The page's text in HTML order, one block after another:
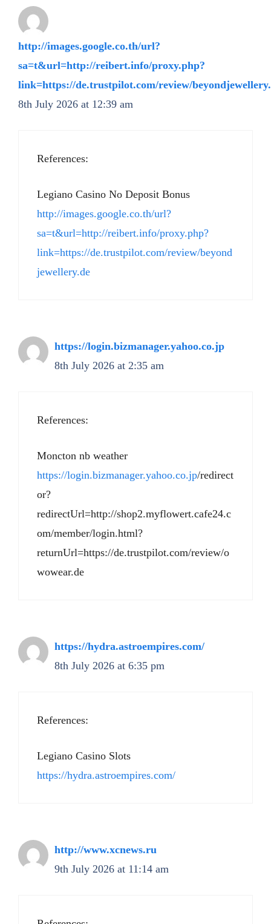
http://images.google.co.th/url?
sa=t&url=http://reibert.info/proxy.php?
link=https://de.trustpilot.com/review/
8th July 2026 at 12:39 am
References:
Legiano Casino No Deposit Bonus
http://images.google.co.th/url?
sa=t&url=http://reibert.info/proxy.php?
link=https://de.trustpilot.com/review/beyond
jewellery.de
https://login.bizmanager.yahoo.co.jp
8th July 2026 at 2:35 am
References:
Moncton nb weather
https://login.bizmanager.yahoo.co.jp/redirect
or?
redirectUrl=http://shop2.myflowert.cafe24.c
om/member/login.html?
returnUrl=https://de.trustpilot.com/review/o
wowear.de
https://hydra.astroempires.com/
8th July 2026 at 6:35 pm
References:
Legiano Casino Slots
https://hydra.astroempires.com/
http://www.xcnews.ru
9th July 2026 at 11:14 am